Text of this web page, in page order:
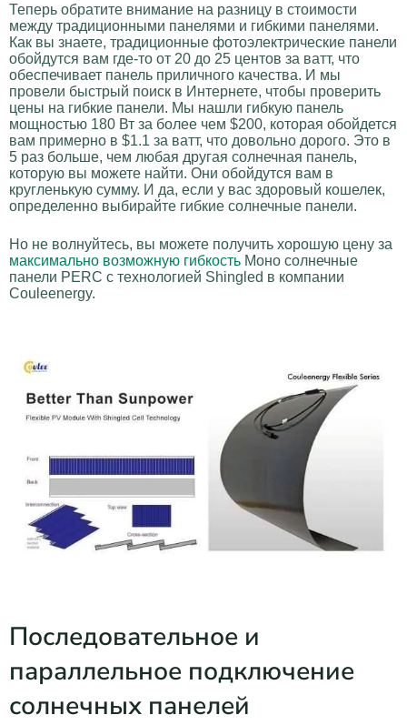
Теперь обратите внимание на разницу в стоимости
между традиционными панелями и гибкими панелями.
Как вы знаете, традиционные фотоэлектрические панели
обойдутся вам где-то от 20 до 25 центов за ватт, что
обеспечивает панель приличного качества. И мы
провели быстрый поиск в Интернете, чтобы проверить
цены на гибкие панели. Мы нашли гибкую панель
мощностью 180 Вт за более чем $200, которая обойдется
вам примерно в $1.1 за ватт, что довольно дорого. Это в
5 раз больше, чем любая другая солнечная панель,
которую вы можете найти. Они обойдутся вам в
кругленькую сумму. И да, если у вас здоровый кошелек,
определенно выбирайте гибкие солнечные панели.
Но не волнуйтесь, вы можете получить хорошую цену за
максимально возможную гибкость Моно солнечные
панели PERC с технологией Shingled в компании
Couleenergy.
Последовательное и
параллельное подключение
солнечных панелей